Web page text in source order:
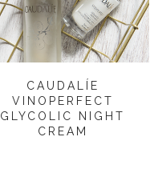
CAUDALÍE
VINOPERFECT
GLYCOLIC NIGHT
CREAM